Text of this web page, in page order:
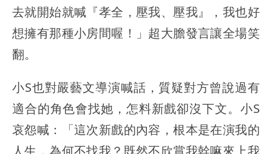
去就開始就喊『孝全，壓我、壓我』，我也好
想擁有那種小房間喔！」超大膽發言讓全場笑
翻。
小S也對嚴藝文導演喊話，質疑對方曾說過有
適合的角色會找她，怎料新戲卻沒下文。小S
哀怨喊：「這次新戲的內容，根本是在演我的